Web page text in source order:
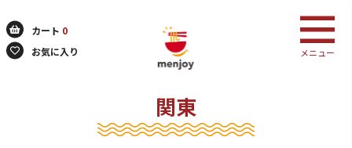
カート 0
お気に入り
メニュー
関東